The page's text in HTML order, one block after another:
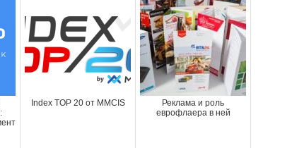
Index TOP 20 от MMCIS
Реклама и роль
еврофлаера в ней